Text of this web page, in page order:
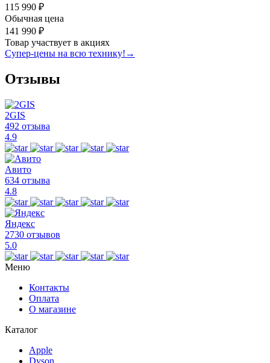
115 990 ₽
Обычная цена
141 990 ₽
Товар участвует в акциях
Супер-цены на всю технику! →
Отзывы
2GIS
492 отзыва
4.9
Авито
634 отзыва
4.8
Яндекс
2730 отзывов
5.0
Меню
Контакты
Оплата
О магазине
Каталог
Apple
Dyson